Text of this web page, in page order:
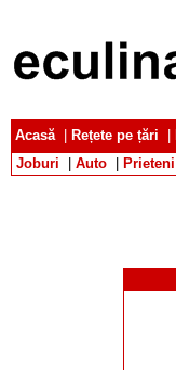
Acasă| Rețete pe țări
Joburi
Auto Prieteni